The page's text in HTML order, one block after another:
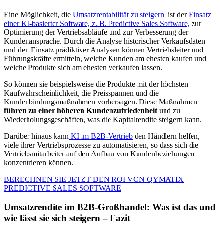
Eine Möglichkeit, die Umsatzrentabilität zu steigern, ist derEinsatz
einer KI-basierter Software, z. B. Predictive Sales Software, zur
Optimierung der Vertriebsabläufe und zur Verbesserung der
Kundenansprache. Durch die Analyse historischer Verkaufsdaten
und den Einsatz prädiktiver Analysen können Vertriebsleiter und
Führungskräfte ermitteln, welche Kunden am ehesten kaufen und
welche Produkte sich am ehesten verkaufen lassen.
So können sie beispielsweise die Produkte mit der höchsten
Kaufwahrscheinlichkeit, die Preisspannen und die
Kundenbindungsmaßnahmen vorhersagen. Diese Maßnahmen
führen zu einer höheren Kundenzufriedenheit und zu
Wiederholungsgeschäften, was die Kapitalrendite steigern kann.
Darüber hinaus kann KI im B2B-Vertrieb den Händlern helfen,
viele ihrer Vertriebsprozesse zu automatisieren, so dass sich die
Vertriebsmitarbeiter auf den Aufbau von Kundenbeziehungen
konzentrieren können.
BERECHNEN SIE JETZT DEN ROI VON QYMATIX
PREDICTIVE SALES SOFTWARE
Umsatzrendite im B2B-Großhandel: Was ist das und
wie lässt sie sich steigern – Fazit